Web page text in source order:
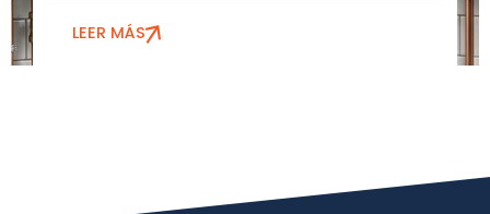
LEER MÁS